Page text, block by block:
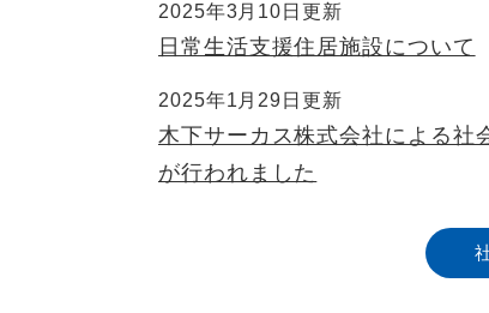
2025年3月10日更新
日常生活支援住居施設について
2025年1月29日更新
木下サーカス株式会社による社
が行われました